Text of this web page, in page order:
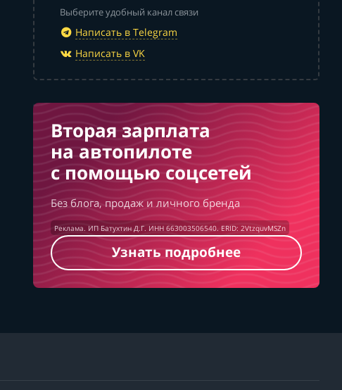
Выберите удобный канал связи
Написать в Telegram
Написать в VK
Вторая зарплата
на автопилоте
с помощью соцсетей
Без блога, продаж и личного бренда
Реклама. ИП Батухтин Д.Г. ИНН 663003506540. ERID: 2VtzquvMSZn
Узнать подробнее